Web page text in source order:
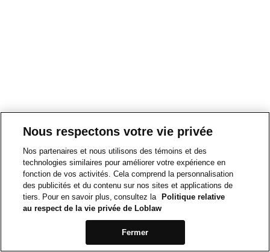
Nous respectons votre vie privée
Nos partenaires et nous utilisons des témoins et des
technologies similaires pour améliorer votre expérience en
fonction de vos activités. Cela comprend la personnalisation
des publicités et du contenu sur nos sites et applications de
tiers. Pour en savoir plus, consultez la
Politique relative
au respect de la vie privée de Loblaw
Fermer